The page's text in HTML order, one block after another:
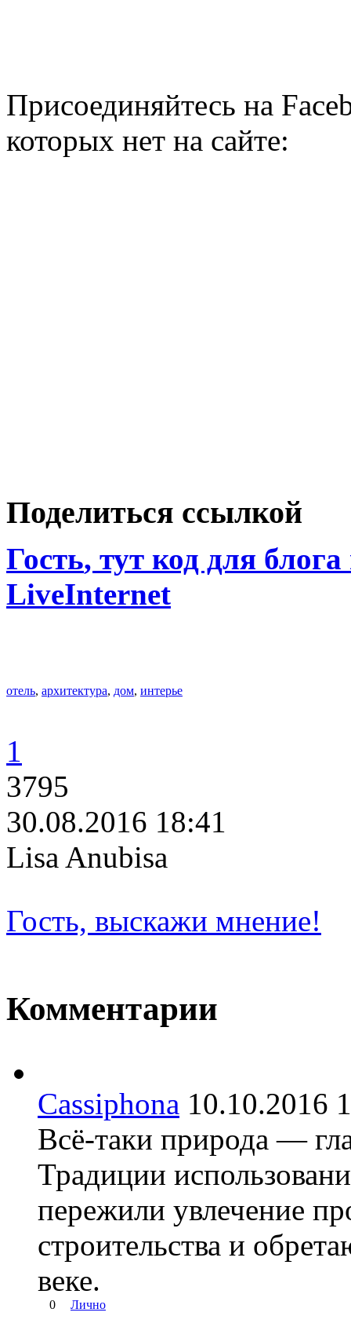
Присоединяйтесь на
которых нет на сайте:
Поделиться ссылкой
Гость, тут код для
LiveInternet
отель, архитектура, дом, интерье
1
3795
30.08.2016 18:41
Lisa Anubisa
Гость, выскажи мнение!
Комментарии
Cassiphona
Всё-таки природа —
Традиции
пережили увлечение
строительства и
веке.
0 Лично